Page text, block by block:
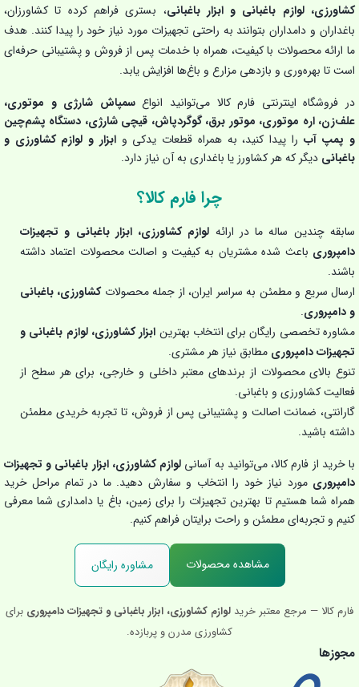
کشاورزی، لوازم باغبانی و ابزار باغبانی، بستری فراهم کرده تا کشاورزان،
باغداران و دامداران بتوانند به راحتی تجهیزات مورد نیاز خود را پیدا کنند. هدف
ما ارائه محصولات با کیفیت، همراه با خدمات پس از فروش و پشتیبانی حرفه‌ای
است تا بهره‌وری و بازدهی مزارع و باغ‌ها افزایش یابد.
در فروشگاه اینترنتی فارم کالا می‌توانید انواعسمپاش شارژی و موتوری،
علف‌زن، اره موتوری، موتور برق، گوگردپاش، قیچی شارژی، دستگاه پشم‌چین
و پمپ آب را پیدا کنید، به همراه قطعات یدکی وابزار و لوازم کشاورزی و
باغبانی دیگر که هر کشاورز یا باغداری به آن نیاز دارد.
چرا فارم کالا؟
سابقه چندین ساله ما در ارائه لوازم کشاورزی، ابزار باغبانی و تجهیزات
دامپروری باعث شده مشتریان به کیفیت و اصالت محصولات اعتماد داشته
باشند.
ارسال سریع و مطمئن به سراسر ایران، از جمله محصولاتکشاورزی، باغبانی
و دامپروری.
مشاوره تخصصی رایگان برای انتخاب بهترین ابزار کشاورزی، لوازم باغبانی و
تجهیزات دامپروری مطابق نیاز هر مشتری.
تنوع بالای محصولات از برندهای معتبر داخلی و خارجی، برای هر سطح از
فعالیت کشاورزی و باغبانی.
گارانتی، ضمانت اصالت و پشتیبانی پس از فروش، تا تجربه خریدی مطمئن
داشته باشید.
با خرید از فارم کالا، می‌توانید به آسانی لوازم کشاورزی، ابزار باغبانی و تجهیزات
دامپروری مورد نیاز خود را انتخاب و سفارش دهید. ما در تمام مراحل خرید
همراه شما هستیم تا بهترین تجهیزات را برای زمین، باغ یا دامداری شما معرفی
کنیم و تجربه‌ای مطمئن و راحت برایتان فراهم کنیم.
مشاهده محصولات مشاوره رایگان
فارم کالا — مرجع معتبر خرید لوازم کشاورزی، ابزار باغبانی و تجهیزات دامپروری برای
کشاورزی مدرن و پربازده.
مجوزها